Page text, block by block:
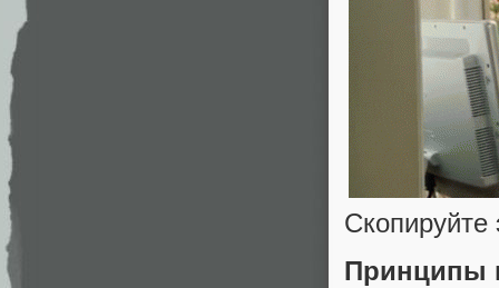
Принципы